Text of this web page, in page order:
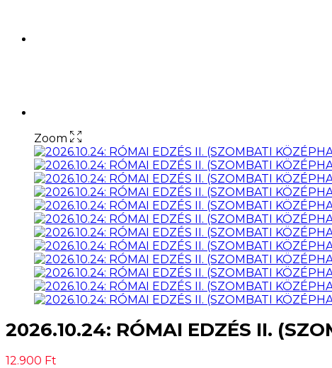
Zoom
2026.10.24: RÓMAI EDZÉS II.
12.900 Ft